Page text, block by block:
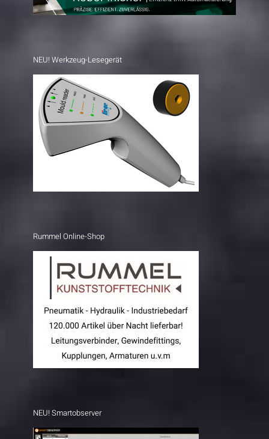
NEU! Werkzeug-Lesegerät
Rummel Online-Shop
NEU! Smartobserver